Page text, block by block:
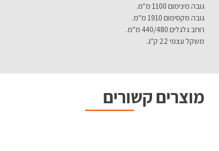
גובה מינימום 1100 מ"מ.
גובה מקסימום 1910 מ"מ.
רוחב גלגלים 440/480 מ"מ.
משקל עצמי 22 ק"ג.
מוצרים קשורים